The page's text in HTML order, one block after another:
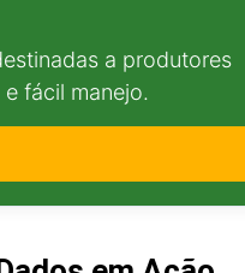
a produtores
fácil manejo.